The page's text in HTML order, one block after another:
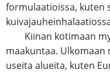
formulaatioissa, kuten
Kiinan kotimaan
maakuntaa.
useita alueita, kuten